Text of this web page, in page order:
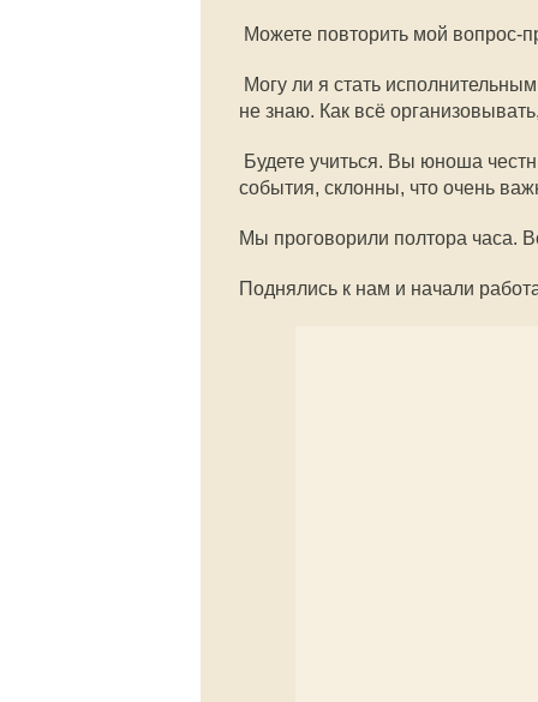
 Можете повторить мой вопрос-
 Могу ли я стать
не знаю. Как всё
 Будете учиться. Вы юноша
события, склонны, что очень
Мы проговорили полтора часа.
Поднялись к нам и начали